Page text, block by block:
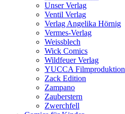
Unser Verlag
Ventil Verlag
Verlag Angelika Hörnig
Vermes-Verlag
Weissblech
Wick Comics
Wildfeuer Verlag
YUCCA Filmproduktion
Zack Edition
Zampano
Zauberstern
Zwerchfell